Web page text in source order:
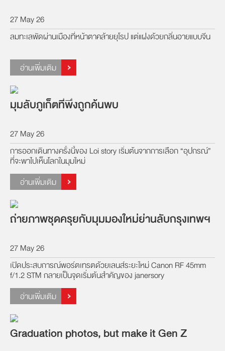
27 May 26
ลมทะเลพัดผ่านเมืองที่หน้าตาคล้ายยุโรป แต่แฝงด้วยกลิ่นอายแบบจีน
อ่านเพิ่มเติม
มุมลับภูเก็ตที่พึ่งถูกค้นพบ
27 May 26
การออกเดินทางครั้งนี้ของ Loi story เริ่มต้นจากการเลือก “อุปกรณ์”
ที่จะพาไปเห็นโลกในมุมใหม่
อ่านเพิ่มเติม
ถ่ายภาพชุดครุยกับมุมมองใหม่ย่านลับกรุงเทพฯ
27 May 26
เปิดประสบการณ์พอร์ตเทรตด้วยเลนส์ระยะใหม่ Canon RF 45mm
f/1.2 STM กลายเป็นจุดเริ่มต้นสำคัญของ janersory
อ่านเพิ่มเติม
Graduation photos, but make it Gen Z